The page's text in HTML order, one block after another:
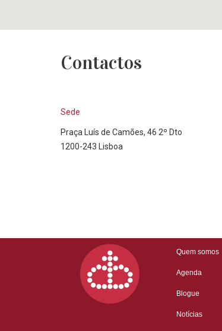
Contactos
Sede
Praça Luís de Camões, 46 2º Dto
1200-243 Lisboa
Quem somos
Agenda
Blogue
Notícias